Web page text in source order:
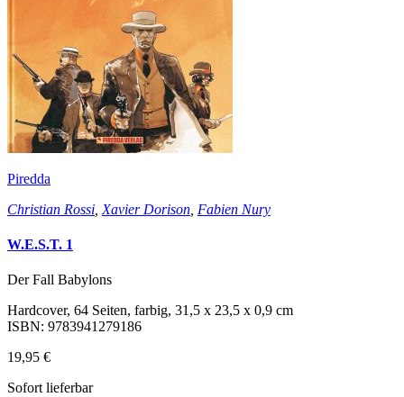
Piredda
Christian Rossi Xavier Dorison Fabien Nury
W.E.S.T. 1
Der Fall Babylons
Hardcover, 64 Seiten, farbig, 31,5 x 23,5 x 0,9 cm
ISBN: 9783941279186
19,95 €
Sofort lieferbar